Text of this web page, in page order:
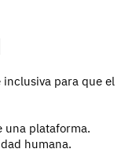
inclusiva para que el
una plataforma.
humana.